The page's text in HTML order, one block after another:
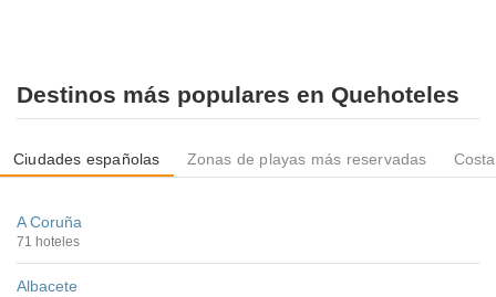
Destinos más populares en Quehoteles
Ciudades españolas Zonas de playas más reservadas
A Coruña
71 hoteles
Albacete